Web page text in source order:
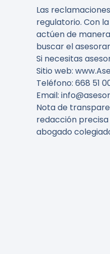
Las
regulatorio. Con
actúen de
buscar el
Si necesitas
Sitio web:
Teléfono: 668 51
Email:
Nota de
redacción
abogado